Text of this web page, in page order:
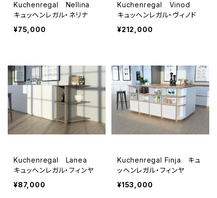
Kuchenregal Nellina
キュッヘンレガル・ネリナ
¥75,000
Kuchenregal Vinod
キュッヘンレガル・ヴィノド
¥212,000
Kuchenregal Lanea
キュッヘンレガル・フィンヤ
¥87,000
Kuchenregal Finja キュ
ッヘンレガル・フィンヤ
¥153,000